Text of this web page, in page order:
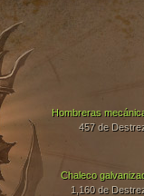
Chaleco
1,160 de
Hombreras
457 de